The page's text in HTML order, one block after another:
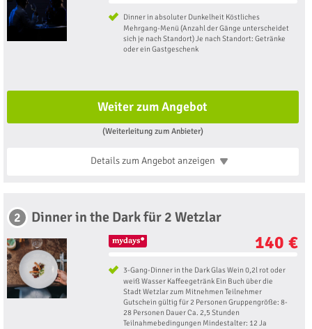
Dinner in absoluter Dunkelheit Köstliches
Mehrgang-Menü (Anzahl der Gänge unterscheidet
sich je nach Standort) Je nach Standort: Getränke
oder ein Gastgeschenk
Weiter zum Angebot
(Weiterleitung zum Anbieter)
Details zum Angebotanzeigen
2 Dinner in the Dark für 2 Wetzlar
140 €
3-Gang-Dinner in the Dark Glas Wein 0,2l rot oder
weiß Wasser Kaffeegetränk Ein Buch über die
Stadt Wetzlar zum Mitnehmen Teilnehmer
Gutschein gültig für 2 Personen Gruppengröße: 8-
28 Personen Dauer Ca. 2,5 Stunden
Teilnahmebedingungen Mindestalter: 12 Ja